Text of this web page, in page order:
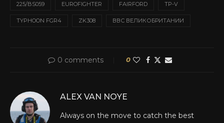
225/BS059 EUROFIGHTER FAIRFORD TP-V
TYPHOON FGR4 ZK308 ВВС ВЕЛИКОБРИТАНИИ
0 comments 0
ALEX VAN NOYE
Always on the move to catch the best